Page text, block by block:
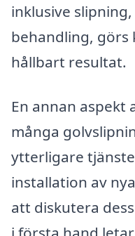
inklusive
behandling,
hållbart resultat.
En annan aspekt
många
ytterligare
installation av
att diskutera